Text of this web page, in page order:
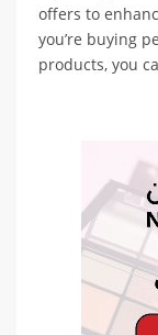
offers to
you’re buying
products, you